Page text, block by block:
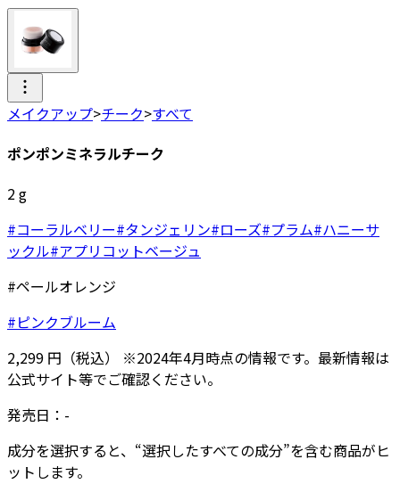
メイクアップ>チーク>すべて
ポンポンミネラルチーク
2g
#コーラルベリー#タンジェリン#ローズ#プラム#ハニーサ
ックル#アプリコットベージュ
#ペールオレンジ
#ピンクブルーム
2,299 円 （税込） ※2024年4月時点の情報です。最新情報は
公式サイト等でご確認ください。
発売日： -
成分を選択すると、“選択したすべての成分”を含む商品がヒ
ットします。